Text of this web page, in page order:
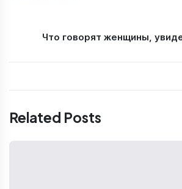
Что говорят женщины,
Related Posts